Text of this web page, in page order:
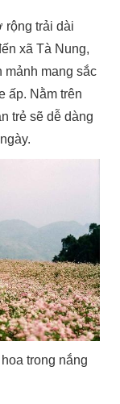
rộng trải dài
xã Tà Nung,
mảnh mang sắc
ấp. Nằm trên
trẻ sẽ dễ dàng
trong nắng